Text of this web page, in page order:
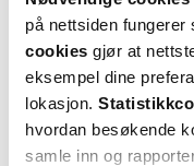
på nettsiden fungerer
cookies gjør at
eksempel dine
lokasjon.
hvordan besøkende
samle inn og
Veldig god dagkrem
også
Var denne anmeldelsen
0 0